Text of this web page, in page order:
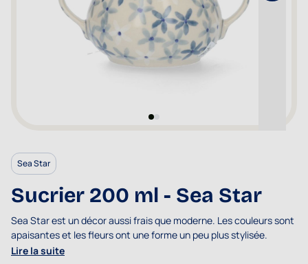
Sea Star
Sucrier 200 ml - Sea Star
Sea Star est un décor aussi frais que moderne. Les couleurs sont
apaisantes et les fleurs ont une forme un peu plus stylisée.
Lire la suite